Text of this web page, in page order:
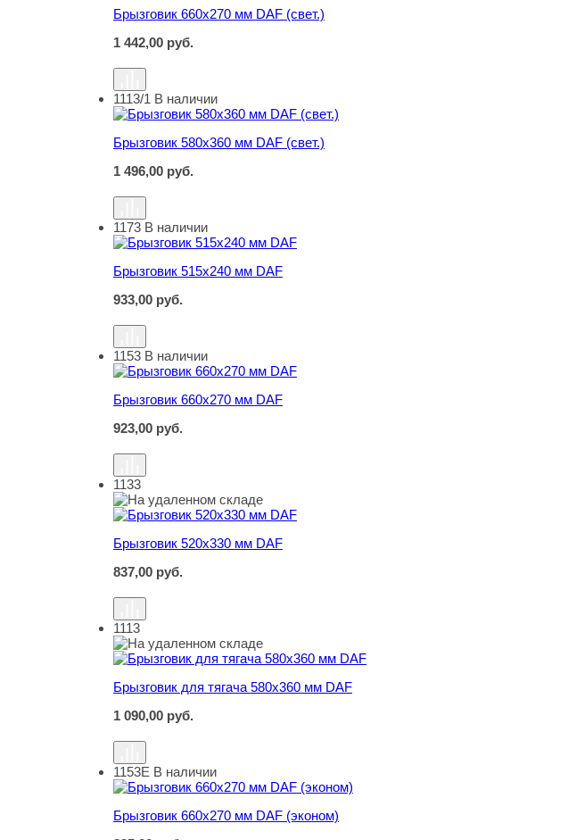
Брызговик 660х270 мм DAF (свет.)
1 442,00 руб.
Брызговик 580х360 мм DAF (свет.)
1113/1 В наличии
Брызговик 580х360 мм DAF (свет.)
1 496,00 руб.
Брызговик 515х240 мм DAF
1173 В наличии
Брызговик 515х240 мм DAF
933,00 руб.
Брызговик 660х270 мм DAF
1153 В наличии
Брызговик 660х270 мм DAF
923,00 руб.
Брызговик 520х330 мм DAF
1133
Брызговик 520х330 мм DAF
837,00 руб.
Брызговик для тягача 580х360 мм DAF
1113
Брызговик для тягача 580х360 мм DAF
1 090,00 руб.
Брызговик 660х270 мм DAF (эконом)
1153Е В наличии
Брызговик 660х270 мм DAF (эконом)